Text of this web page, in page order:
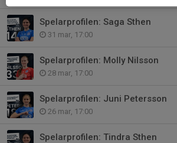
Spelarprofilen: Saga Sthen
31 mar, 17:00
Spelarprofilen: Molly Nilsson
28 mar, 17:00
Spelarprofilen: Juni Petersson
26 mar, 17:00
Spelarprofilen: Tindra Sthen